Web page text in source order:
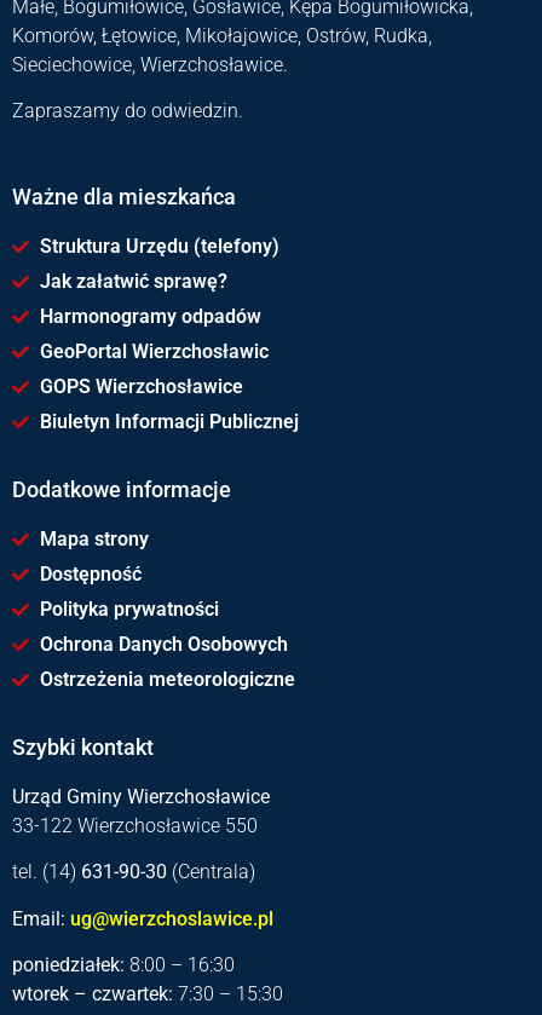
Małe, Bogumiłowice, Gosławice, Kępa Bogumiłowicka,
Komorów, Łętowice, Mikołajowice, Ostrów, Rudka,
Sieciechowice, Wierzchosławice.
Zapraszamy do odwiedzin.
Ważne dla mieszkańca
Struktura Urzędu (telefony)
Jak załatwić sprawę?
Harmonogramy odpadów
GeoPortal Wierzchosławic
GOPS Wierzchosławice
Biuletyn Informacji Publicznej
Dodatkowe informacje
Mapa strony
Dostępność
Polityka prywatności
Ochrona Danych Osobowych
Ostrzeżenia meteorologiczne
Szybki kontakt
Urząd Gminy Wierzchosławice
33-122 Wierzchosławice 550
tel. (14) 631-90-30 (Centrala)
Email: ug@wierzchoslawice.pl
poniedziałek: 8:00 – 16:30
wtorek – czwartek: 7:30 – 15:30